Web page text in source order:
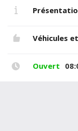
Véhicules
Ouvert